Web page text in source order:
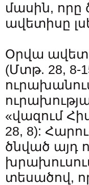
մասին, որը
ավետիսը
Օրվա
(Մտթ. 28, 8-
«վազում
28, 8):
ծնված այդ
տեսածով,